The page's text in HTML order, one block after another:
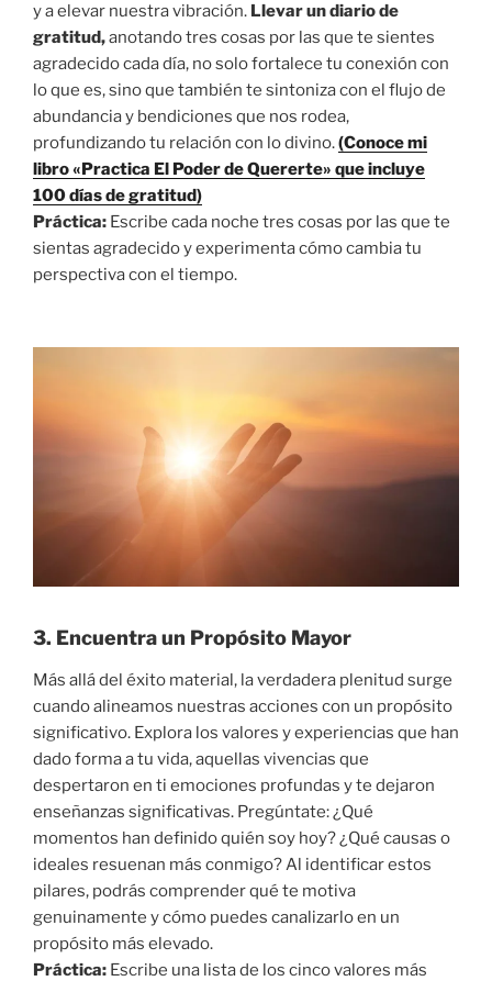
y a elevar nuestra vibración. Llevar un diario de
gratitud,anotando tres cosas por las que te sientes
agradecido cada día, no solo fortalece tu conexión con
lo que es, sino que también te sintoniza con el flujo de
abundancia y bendiciones que nos rodea,
profundizando tu relación con lo divino.(Conoce mi
libro «Practica El Poder de Quererte» que incluye
100 días de gratitud)
Práctica: Escribe cada noche tres cosas por las que te
sientas agradecido y experimenta cómo cambia tu
perspectiva con el tiempo.
3. Encuentra un Propósito Mayor
Más allá del éxito material, la verdadera plenitud surge
cuando alineamos nuestras acciones con un propósito
significativo. Explora los valores y experiencias que han
dado forma a tu vida, aquellas vivencias que
despertaron en ti emociones profundas y te dejaron
enseñanzas significativas. Pregúntate: ¿Qué
momentos han definido quién soy hoy? ¿Qué causas o
ideales resuenan más conmigo? Al identificar estos
pilares, podrás comprender qué te motiva
genuinamente y cómo puedes canalizarlo en un
propósito más elevado.
Práctica: Escribe una lista de los cinco valores más